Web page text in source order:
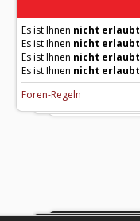
Es ist Ihnen nicht erlaubt
Es ist Ihnen nicht erlaubt
Es ist Ihnen nicht erlaubt
Es ist Ihnen nicht erlaubt
Foren-Regeln